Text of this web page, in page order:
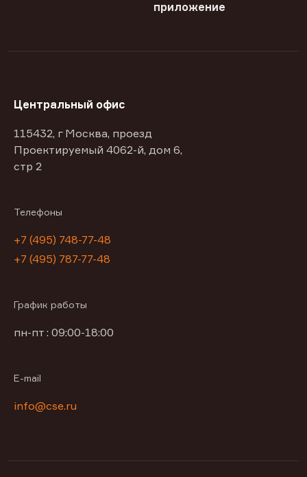
приложение
Центральный офис
115432, г Москва, проезд
Проектируемый 4062-й, дом 6,
стр 2
Телефоны
+7 (495) 748-77-48
+7 (495) 787-77-48
График работы
пн-пт : 09:00-18:00
E-mail
info@cse.ru